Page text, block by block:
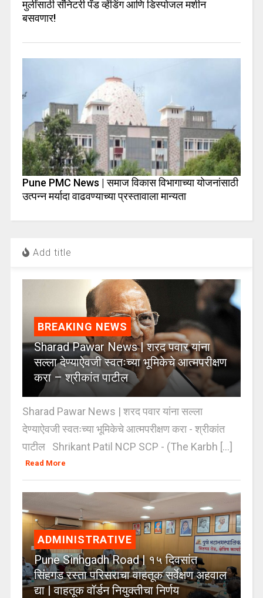
मुलींसाठी सॅनिटरी पॅड व्हेंडिंग आणि डिस्पोजल मशीन
बसवणार!
Pune PMC News | समाज विकास विभागाच्या योजनांसाठी
उत्पन्न मर्यादा वाढवण्याच्या प्रस्तावाला मान्यता
Add title
BREAKING NEWS
Sharad Pawar News | शरद पवार यांना
सल्ला देण्याऐवजी स्वतःच्या भूमिकेचे आत्मपरीक्षण
करा – श्रीकांत पाटील
Sharad Pawar News | शरद पवार यांना सल्ला
देण्याऐवजी स्वतःच्या भूमिकेचे आत्मपरीक्षण करा - श्रीकांत
पाटील Shrikant Patil NCP SCP - (The Karbh [...]
Read More
ADMINISTRATIVE
Pune Sinhgadh Road | १५ दिवसांत
सिंहगड रस्ता परिसराचा वाहतूक सर्वेक्षण अहवाल
द्या | वाहतूक वॉर्डन नियुक्तीचा निर्णय